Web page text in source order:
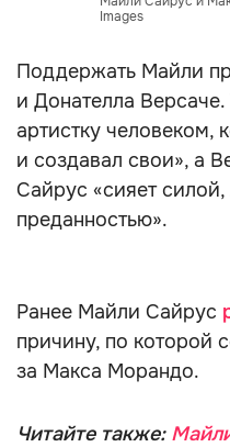
Images
Поддержать Майли
и Донателла
артистку человеком,
и создавал свои», а
Сайрус «сияет
преданностью».
Ранее Майли Сайрус
причину, по которой
за Макса Морандо.
Читайте также: